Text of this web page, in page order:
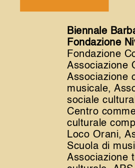
Biennale
Fondazione
Fondazione
Associazione
Associazione
musicale,
sociale
Centro
culturale
Loco Orani,
Scuola di
Associazione